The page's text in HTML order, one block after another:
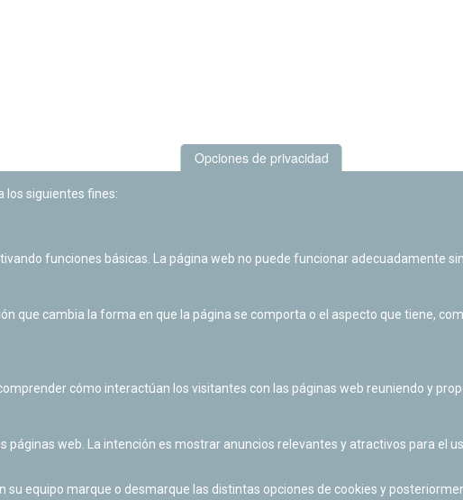
Opciones de privacidad
los siguientes fines:
funciones básicas. La página web no puede funcionar adecuadamente
que cambia la forma en que la página se comporta o el aspecto que tiene,
cómo interactúan los visitantes con las páginas web reuniendo y
web. La intención es mostrar anuncios relevantes y atractivos para el
su equipo marque o desmarque las distintas opciones de cookies y